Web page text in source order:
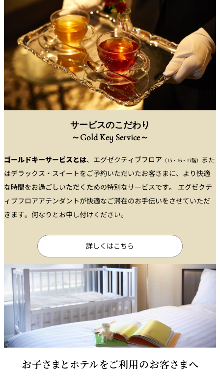
サービスのこだわり
～Gold Key Service～
ゴールドキーサービスとは、エグゼクティブフロア （15・16・17階）
また
はデラックス・スイートをご予約いただいたお客さまに、より快適
な時間をお過ごしいただくための特別なサービスです。 エグゼクテ
ィブフロアアテンダントが快適なご滞在のお手伝いをさせていただ
きます。何なりとお申し付けください。
詳しくはこちら
お子さまとホテルをご利用のお客さまへ